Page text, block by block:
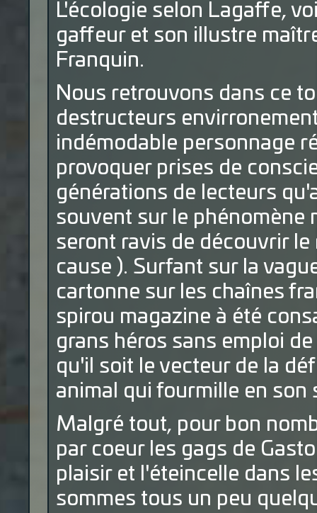
L'écologie selon Lagaffe,
gaffeur et son illustre
Franquin.
Nous retrouvons dans ce
destructeurs
indémodable personnage
provoquer prises de
générations de lecteurs
souvent sur le phénomène
seront ravis de découvrir
cause ). Surfant sur la
cartonne sur les chaînes
spirou magazine à été
grans héros sans emploi
qu'il soit le vecteur de la
animal qui fourmille en
Malgré tout, pour bon
par coeur les gags de
plaisir et l'éteincelle dans
sommes tous un peu